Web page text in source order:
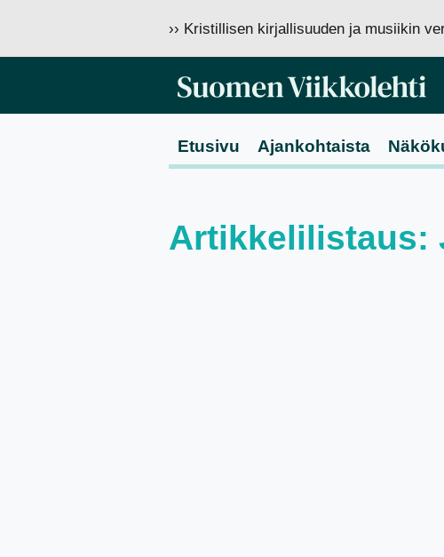
›› Kristillisen kirjallisuuden ja musiikin
Etusivu Ajankohtaista
Artikkelilistaus: